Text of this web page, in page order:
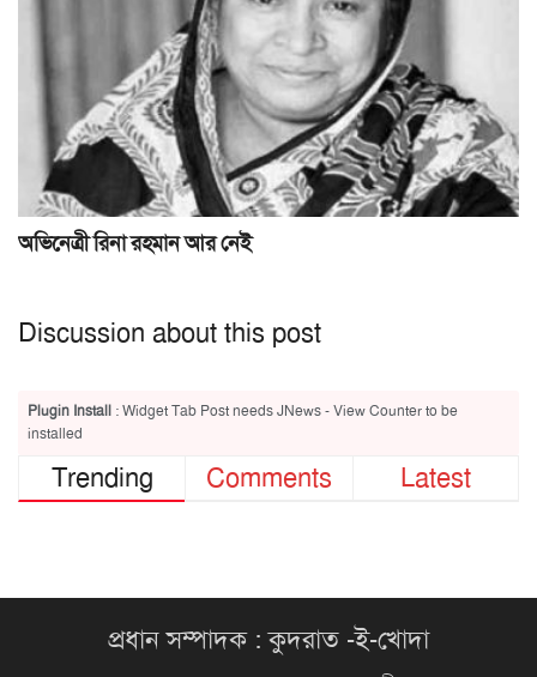
অভিনেত্রী রিনা রহমান আর নেই
Discussion about this post
Plugin Install : Widget Tab Post needs JNews - View Counter to be
installed
Trending Comments Latest
প্রধান সম্পাদক : কুদরাত -ই-খোদা